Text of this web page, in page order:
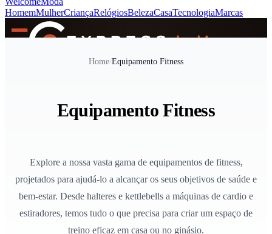
HomemMulherCriançaRelógiosBelezaCasaTecnologiaMarcas
Home/Equipamento Fitness
Equipamento Fitness
Explore a nossa vasta gama de equipamentos de fitness,
projetados para ajudá-lo a alcançar os seus objetivos de saúde e
bem-estar. Desde halteres e kettlebells a máquinas de cardio e
estiradores, temos tudo o que precisa para criar um espaço de
treino eficaz em casa ou no ginásio.